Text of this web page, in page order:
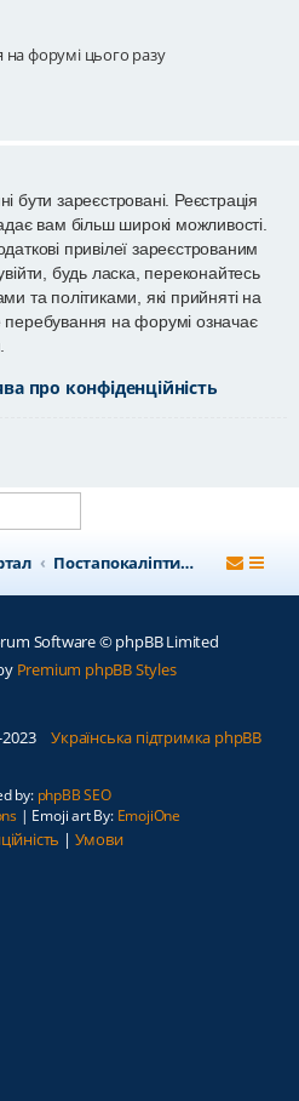
форумі цього разу
зареєстровані. Реєстрація
вам більш широкі можливості.
привілеї зареєстрованим
будь ласка, переконайтесь
та політиками, які прийняті на
на форумі означає
про конфіденційність
Постапокаліптичний форум
Software © phpBB Limited
Premium phpBB Styles
Українська підтримка phpBB
by: phpBB SEO
| Emoji art By: EmojiOne
| Умови